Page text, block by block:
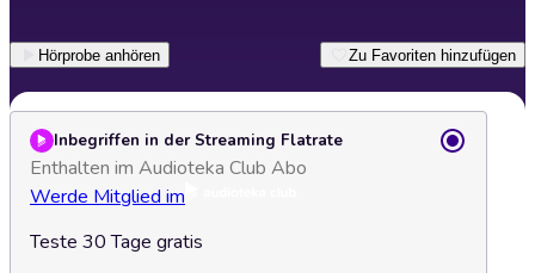
Hörprobe anhören Zu Favoriten hinzufügen
Inbegriffen in der Streaming Flatrate
Enthalten im Audioteka Club Abo
Werde Mitglied im
Teste 30 Tage gratis